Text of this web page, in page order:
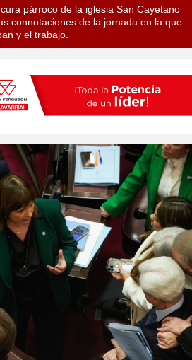
párroco de la iglesia San Cayetano
connotaciones de la jornada en la que
y el trabajo.